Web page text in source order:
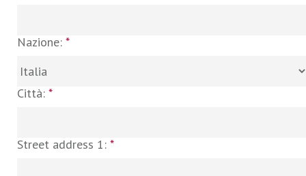
Nazione: *
Città: *
Street address 1: *